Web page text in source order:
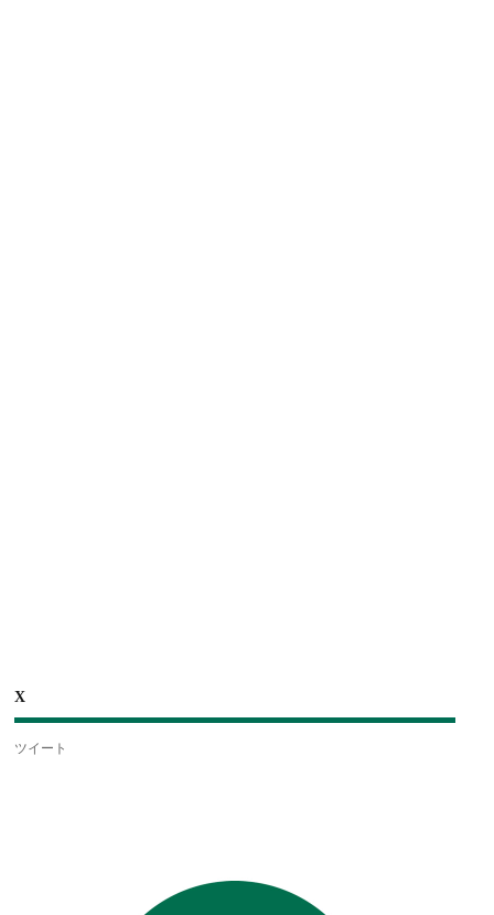
X
ツイート